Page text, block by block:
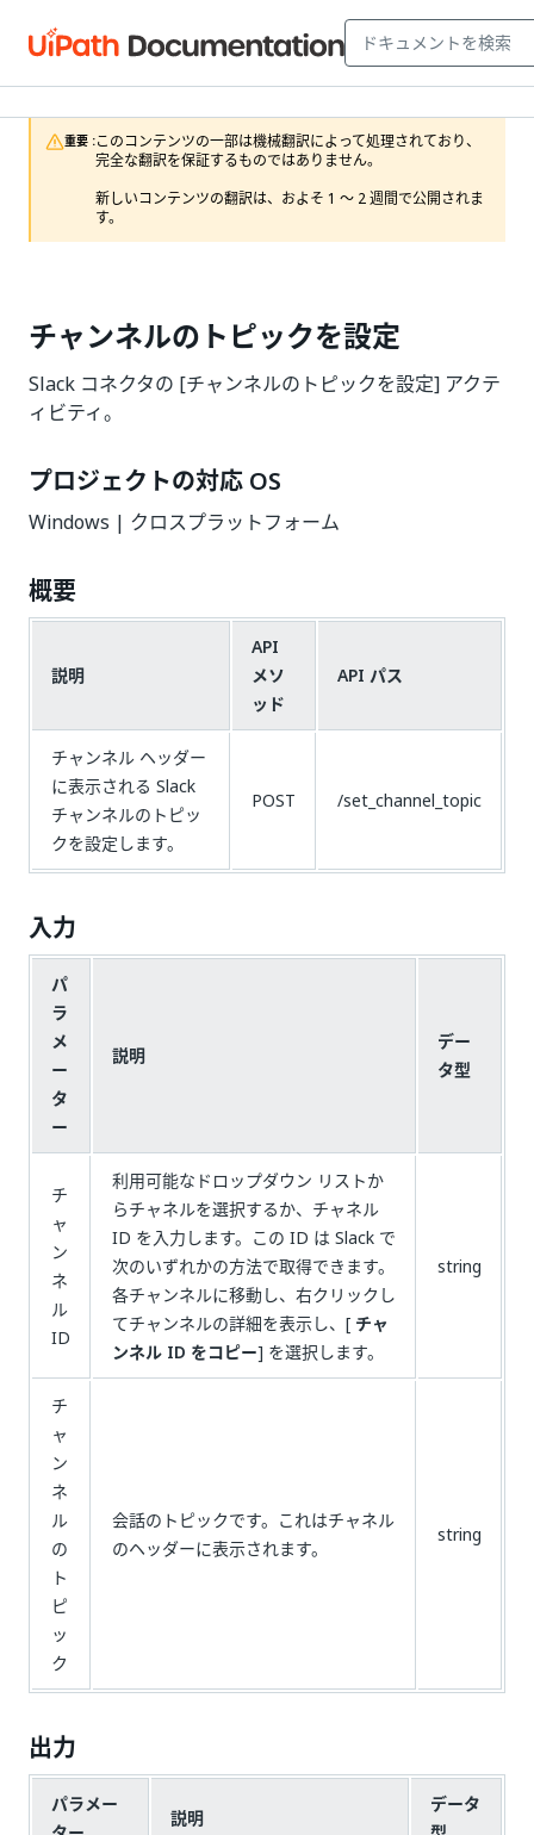
重要 :このコンテンツの一部は機械翻訳によって処理されており、
完全な翻訳を保証するものではありません。
新しいコンテンツの翻訳は、およそ 1 ～ 2 週間で公開されま
す。
チャンネルのトピックを設定
Slack コネクタの [チャンネルのトピックを設定] アクテ
ィビティ。
プロジェクトの対応 OS
Windows | クロスプラットフォーム
概要
説明
API
メソ
ッド
API パス
チャンネル ヘッダー
に表示される Slack
チャンネルのトピッ
クを設定します。
POST /set_channel_topic
入力
パ
ラ
メ
ー
タ
ー
説明
デー
タ型
チ
ャ
ン
ネ
ル
ID
利用可能なドロップダウン リストか
らチャネルを選択するか、チャネル
ID を入力します。この ID は Slack で
次のいずれかの方法で取得できます。
各チャンネルに移動し、右クリックし
てチャンネルの詳細を表示し、[ チャ
ンネル ID をコピー] を選択します。
string
チ
ャ
ン
ネ
ル
の
ト
ピ
ッ
ク
会話のトピックです。これはチャネル
のヘッダーに表示されます。
string
出力
パラメー
説明
データ